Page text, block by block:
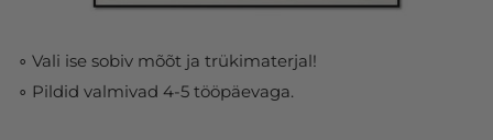
∘ Vali ise sobiv mõõt ja trükimaterjal!
∘ Pildid valmivad 4-5 tööpäevaga.